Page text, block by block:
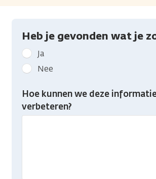
Heb je gevonden wat je
Geef
kanker.nl
feedback:
Heb
gevonden
Ja
Nee
Hoe kunnen we deze
verbeteren?